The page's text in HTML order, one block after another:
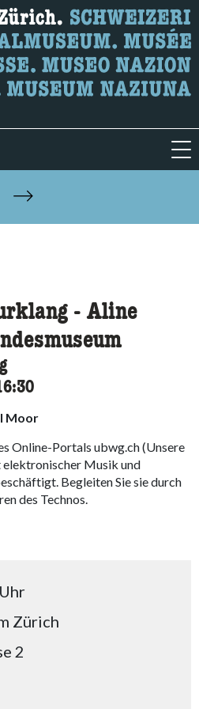
Sie?
der Seite suchen.
- Aline
Moor
Online-Portals ubwg.ch (Unsere
elektronischer Musik und
Begleiten Sie sie durch
des Technos.
Zürich
2